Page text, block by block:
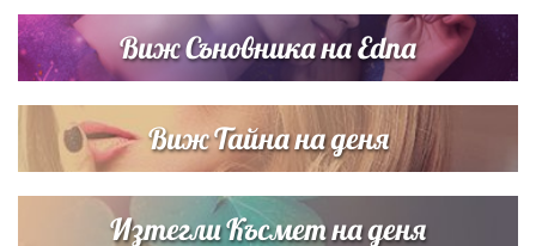
Виж Съновника на Edna
Виж Тайна на деня
Изтегли Късмет на деня